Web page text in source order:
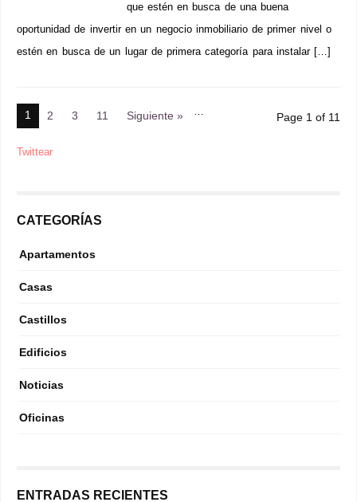
que estén en busca de una buena
oportunidad de invertir en un negocio inmobiliario de primer nivel o
estén en busca de un lugar de primera categoría para instalar […]
1 2 3 …
11 Siguiente » Page 1 of 11
Twittear
CATEGORÍAS
Apartamentos
Casas
Castillos
Edificios
Noticias
Oficinas
ENTRADAS RECIENTES